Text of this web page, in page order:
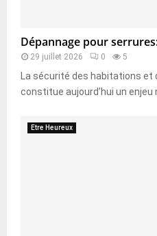
Dépannage pour
29 juillet 2026 0 5
La sécurité des habitations
constitue aujourd’hui un enjeu
Etre Heureux